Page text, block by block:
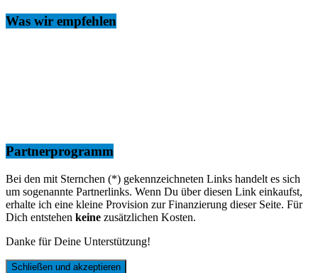
Was wir empfehlen
Partnerprogramm
Bei den mit Sternchen (*) gekennzeichneten Links handelt es sich
um sogenannte Partnerlinks. Wenn Du über diesen Link einkaufst,
erhalte ich eine kleine Provision zur Finanzierung dieser Seite. Für
Dich entstehen keine zusätzlichen Kosten.
Danke für Deine Unterstützung!